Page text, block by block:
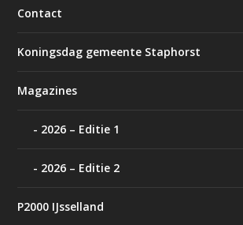
Contact
Koningsdag gemeente Staphorst
Magazines
2026 – Editie 1
2026 – Editie 2
P2000 IJsselland